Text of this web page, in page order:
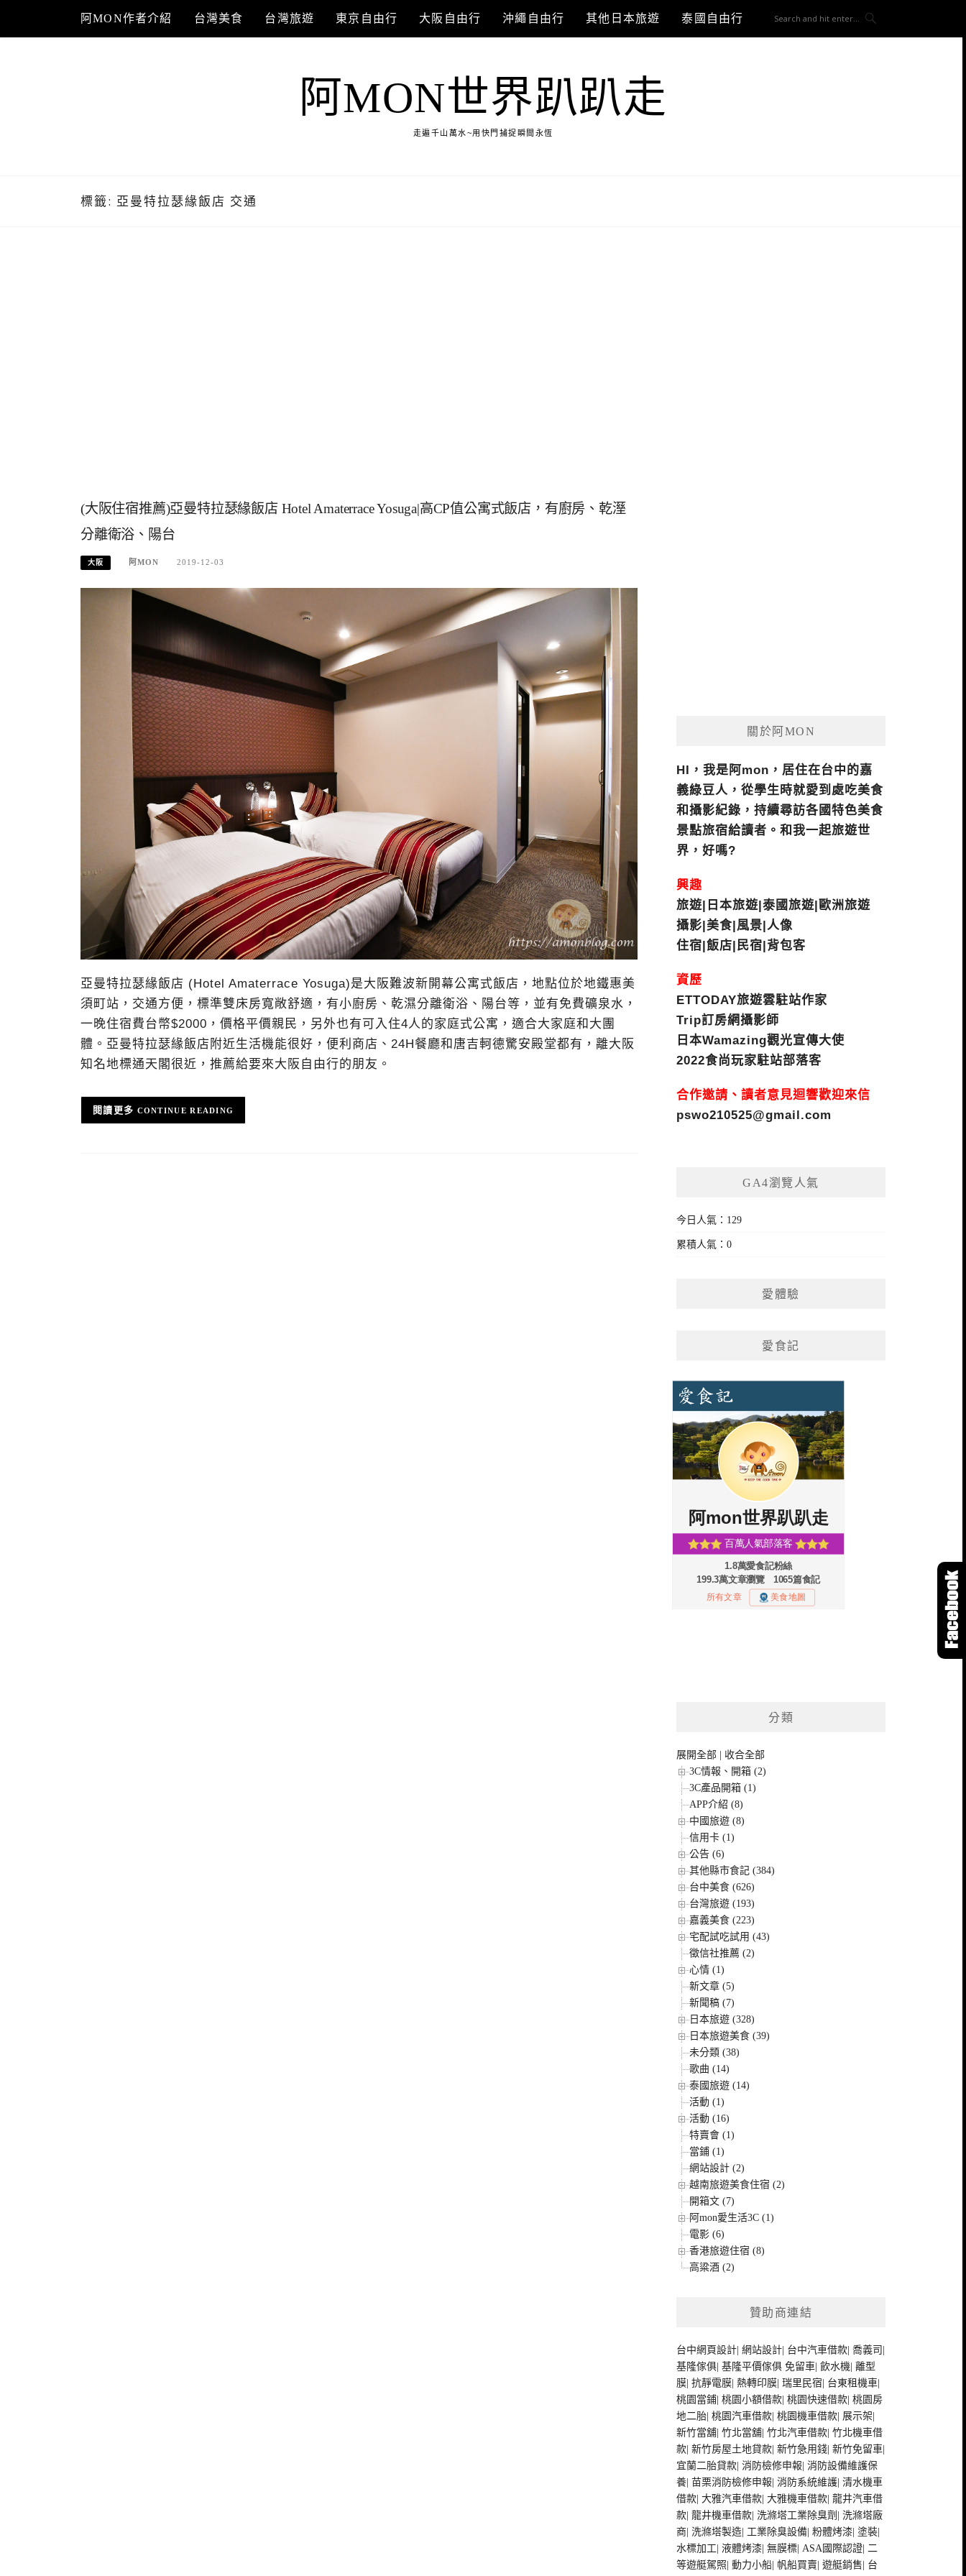
content
阿MON作者介紹 台灣美食 台灣旅遊 東京自由行 大阪自由行 沖繩自由行 其他日本旅遊 泰國自由行
阿MON世界趴趴走
走遍千山萬水~用快門捕捉瞬間永恆
標籤: 亞曼特拉瑟緣飯店 交通
(大阪住宿推薦)亞曼特拉瑟緣飯店 Hotel Amaterrace Yosuga|高CP值公寓式飯店，有廚房、乾溼
分離衛浴、陽台
大阪 阿MON 2019-12-03
亞曼特拉瑟緣飯店 (Hotel Amaterrace Yosuga)是大阪難波新開幕公寓式飯店，地點位於地鐵惠美
須町站，交通方便，標準雙床房寬敞舒適，有小廚房、乾濕分離衛浴、陽台等，並有免費礦泉水，
一晚住宿費台幣$2000，價格平價親民，另外也有可入住4人的家庭式公寓，適合大家庭和大團
體。亞曼特拉瑟緣飯店附近生活機能很好，便利商店、24H餐廳和唐吉軻德驚安殿堂都有，離大阪
知名地標通天閣很近，推薦給要來大阪自由行的朋友。
CONTINUE READING
關於阿MON
HI，我是阿mon，居住在台中的嘉
義綠豆人，從學生時就愛到處吃美食
和攝影紀錄，持續尋訪各國特色美食
景點旅宿給讀者。和我一起旅遊世
界，好嗎?
興趣
旅遊|日本旅遊|泰國旅遊|歐洲旅遊
攝影|美食|風景|人像
住宿|飯店|民宿|背包客
資歷
ETTODAY旅遊雲駐站作家
Trip訂房網攝影師
日本Wamazing觀光宣傳大使
2022食尚玩家駐站部落客
合作邀請、讀者意見迴響歡迎來信
pswo210525@gmail.com
GA4瀏覽人氣
今日人氣：129
累積人氣：0
愛體驗
愛食記
分類
展開全部
收合全部
3C情報、開箱 (2)
3C產品開箱 (1)
APP介紹 (8)
中國旅遊 (8)
信用卡 (1)
公告 (6)
其他縣市食記 (384)
台中美食 (626)
台灣旅遊 (193)
嘉義美食 (223)
宅配試吃試用 (43)
徵信社推薦 (2)
心情 (1)
新文章 (5)
新聞稿 (7)
日本旅遊 (328)
日本旅遊美食 (39)
未分類 (38)
歌曲 (14)
泰國旅遊 (14)
活動 (1)
活動 (16)
特賣會 (1)
當鋪 (1)
網站設計 (2)
越南旅遊美食住宿 (2)
開箱文 (7)
阿mon愛生活3C (1)
電影 (6)
香港旅遊住宿 (8)
高粱酒 (2)
贊助商連結
台中網頁設計 |網站設計 台中汽車借款 |喬義司
基隆傢俱 |基隆平價傢俱 免留車 |飲水機 |離型
膜 |抗靜電膜 |熱轉印膜 |瑞里民宿 台東租機車
桃園當鋪 |桃園小額借款 |桃園快速借款 |桃園房
地二胎 |桃園汽車借款 |桃園機車借款 展示架
新竹當舖 |竹北當舖 |竹北汽車借款 |竹北機車借
款 |新竹房屋土地貸款 |新竹急用錢 |新竹免留車
宜蘭二胎貸款 |消防檢修申報 |消防設備維護保
養 |苗栗消防檢修申報 |消防系統維護 |清水機車
借款 |大雅汽車借款 |大雅機車借款 |龍井汽車借
款 |龍井機車借款 洗滌塔工業除臭劑
洗滌塔廠
商 洗滌塔製造 工業除臭設備 |粉體烤漆 |塗裝
水標加工 |液體烤漆 |無膜標 |ASA國際認證 |二
等遊艇駕照 |動力小船 帆船買賣 |遊艇銷售 台